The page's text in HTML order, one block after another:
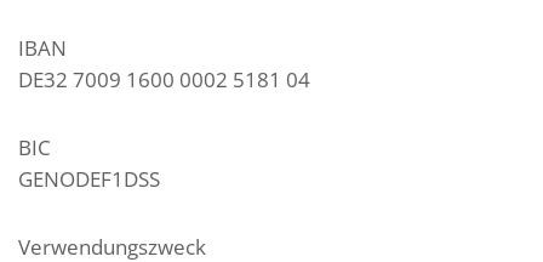
IBAN
DE32 7009 1600 0002 5181 04
BIC
GENODEF1DSS
Verwendungszweck